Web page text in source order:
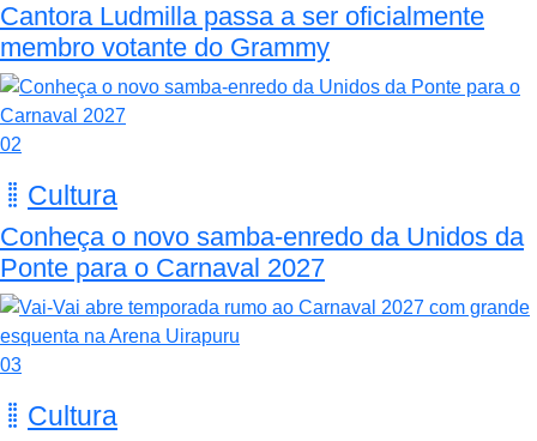
Cantora Ludmilla passa a ser oficialmente
membro votante do Grammy
02
Cultura
Conheça o novo samba-enredo da Unidos da
Ponte para o Carnaval 2027
03
Cultura